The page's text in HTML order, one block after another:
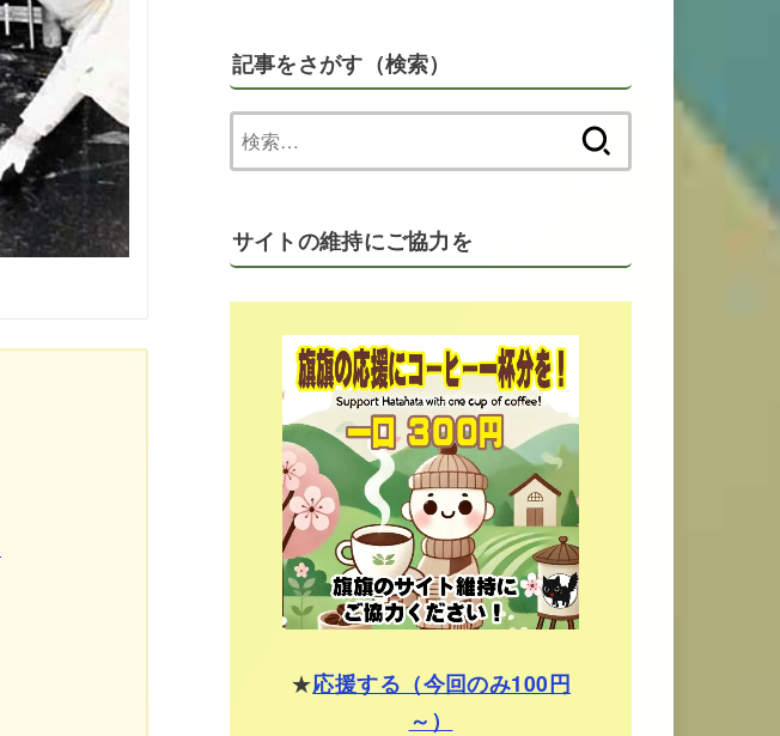
記事をさがす（検索）
索:
サイトの維持にご協力を
★応援する（今回のみ100円
～）